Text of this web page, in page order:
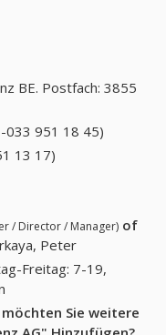
BE. Postfach: 3855
033 951 18 45)
13 17)
/ Director / Manager) of
Peter
Freitag: 7-19,
Sie weitere